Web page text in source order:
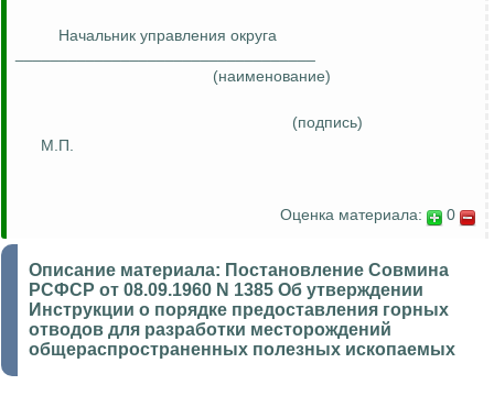
Начальник управления округа
(наименование)
(подпись)
М.П.
Оценка материала: 0
Описание материала: Постановление Совмина
РСФСР от 08.09.1960 N 1385 Об утверждении
Инструкции о порядке предоставления горных
отводов для разработки месторождений
общераспространенных полезных ископаемых